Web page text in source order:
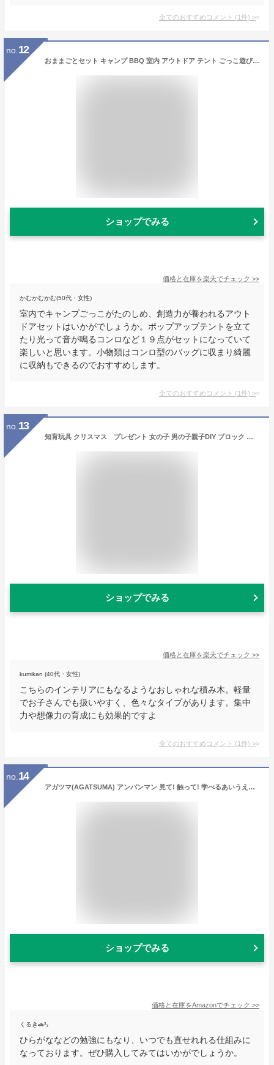
全てのおすすめコメント (1件) >
no. 12
おままごとセット キャンプ BBQ 室内 アウトドア テント ごっこ遊び おもちゃ 6歳 7歳 女の子 男の子 知育玩具 グリル 食器 キッズテント 子供用テント コンパクト ギフト プレゼント【30日保証】 福袋 ひな祭り プレゼント 孫
ショップでみる
価格と在庫を楽天でチェック >>
かむかむかむ(50代・女性)
室内でキャンプごっこがたのしめ、創造力が養われるアウト
ドアセットはいかがでしょうか。ポップアップテントを立て
たり光って音が鳴るコンロなど１９点がセットになっていて
楽しいと思います。小物類はコンロ型のバッグに収まり綺麗
に収納もできるのでおすすめします。
全てのおすすめコメント (1件) >
no. 13
知育玩具 クリスマス プレゼント 女の子 男の子親子DIY ブロック お城 知育おもちゃ 積み木 はめ込み6歳 7歳 8歳 9歳 10歳 11歳 12歳 誕生日 小学生 ギフト 贈り物 入学祝い 船 冬休み 工作キット キッズ お誕生日 子供の日 お祝い /[ama72]
ショップでみる
価格と在庫を楽天でチェック >>
kumikan (40代・女性)
こちらのインテリアにもなるようなおしゃれな積み木。軽量
でお子さんでも扱いやすく、色々なタイプがあります。集中
力や想像力の育成にも効果的ですよ
全てのおすすめコメント (1件) >
no. 14
アガツマ(AGATSUMA) アンパンマン 見て! 触って! 学べるあいうえお カラーナビキッズタブレット (対象年齢:2歳以上)
ショップでみる
価格と在庫をAmazonでチェック >>
くるき🚗³₃
ひらがななどの勉強にもなり、いつでも直せれれる仕組みに
なっております。ぜひ購入してみてはいかがでしょうか。